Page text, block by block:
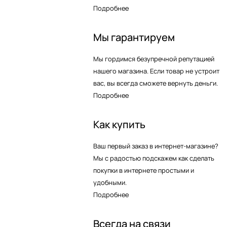
Подробнее
Мы гарантируем
Мы гордимся безупречной репутацией
нашего магазина. Если товар не устроит
вас, вы всегда сможете вернуть деньги.
Подробнее
Как купить
Ваш первый заказ в интернет-магазине?
Мы с радостью подскажем как сделать
покупки в интернете простыми и
удобными.
Подробнее
Всегда на связи